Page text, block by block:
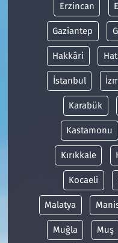
Erzincan
Gaziantep
Hakkâri
İstanbul
Karabük
Kastamonu
Kırıkkale
Kocaeli
Malatya
Muğla Muş